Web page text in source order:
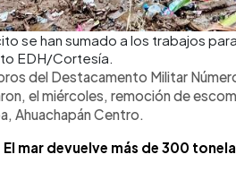
se han sumado a los trabajos
EDH/Cortesía.
del Destacamento Militar
el miércoles, remoción de
Ahuachapán Centro.
El mar devuelve más de 300